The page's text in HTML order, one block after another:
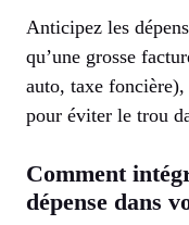
Anticipez les
qu’une grosse
auto, taxe
pour éviter le trou
Comment
dépense dans